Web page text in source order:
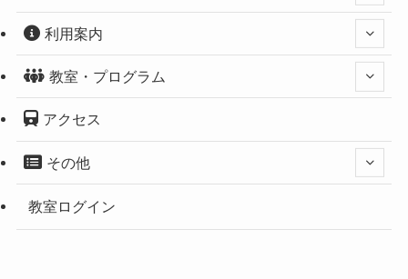
利用案内
教室・プログラム
アクセス
その他
教室ログイン